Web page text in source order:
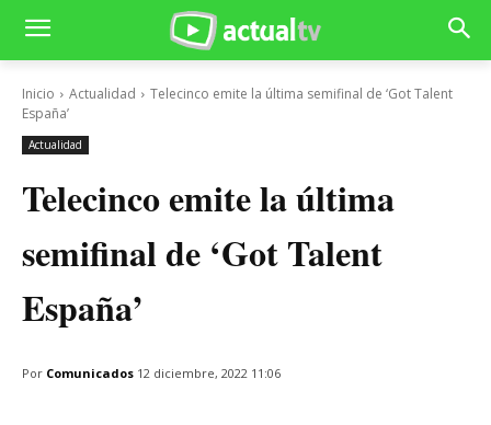
Inicio Actualidad
Telecinco emite la última semifinal de ‘Got Talent
España’
Actualidad
Telecinco emite la última
semifinal de ‘Got Talent
España’
Por Comunicados 12 diciembre, 2022 11:06